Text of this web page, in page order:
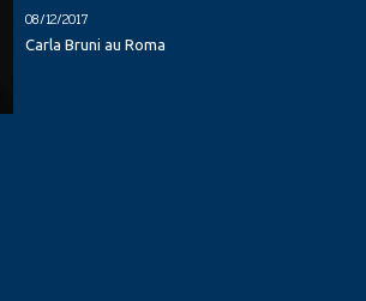
08/12/2017
Carla Bruni au Roma